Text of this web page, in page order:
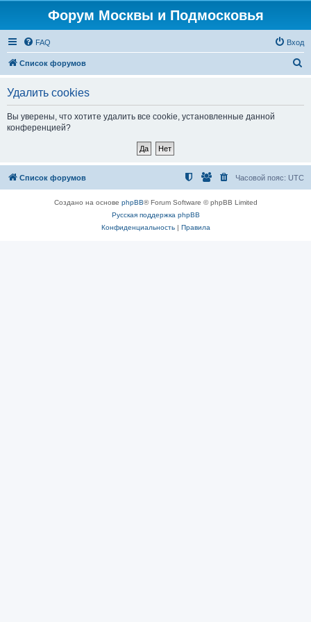
Форум Москвы и Подмосковья
FAQ Вход
Список форумов
Удалить cookies
Вы уверены, что хотите удалить все cookie, установленные данной
конференцией?
Список форумов Часовой пояс: UTC
Создано на основе phpBB® Forum Software © phpBB Limited
Русская поддержка phpBB
Конфиденциальность| Правила